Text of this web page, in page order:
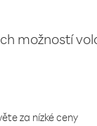
možností
za nízké ceny